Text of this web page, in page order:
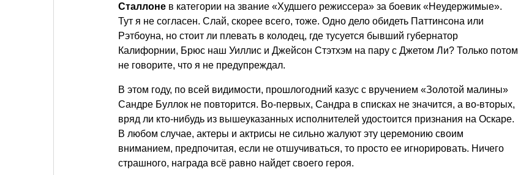
Сталлоне в категории на звание «Худшего режиссера» за боевик «Неудержимые».
Тут я не согласен. Слай, скорее всего, тоже. Одно дело обидеть Паттинсона или
Рэтбоуна, но стоит ли плевать в колодец, где тусуется бывший губернатор
Калифорнии, Брюс наш Уиллис и Джейсон Стэтхэм на пару с Джетом Ли? Только потом
не говорите, что я не предупреждал.
В этом году, по всей видимости, прошлогодний казус с вручением «Золотой малины»
Сандре Буллок не повторится. Во-первых, Сандра в списках не значится, а во-вторых,
вряд ли кто-нибудь из вышеуказанных исполнителей удостоится признания на Оскаре.
В любом случае, актеры и актрисы не сильно жалуют эту церемонию своим
вниманием, предпочитая, если не отшучиваться, то просто ее игнорировать. Ничего
страшного, награда всё равно найдет своего героя.